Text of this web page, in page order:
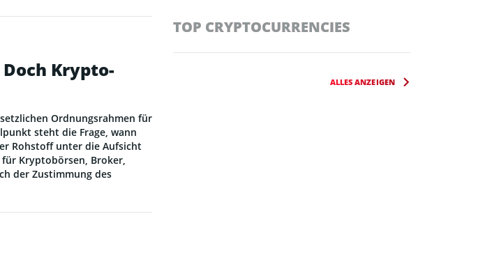
Krypto-
Ordnungsrahmen für
steht die Frage, wann
Rohstoff unter die Aufsicht
Kryptobörsen, Broker,
der Zustimmung des
TOP CRYPTOCURRENCIES
ALLES ANZEIGEN